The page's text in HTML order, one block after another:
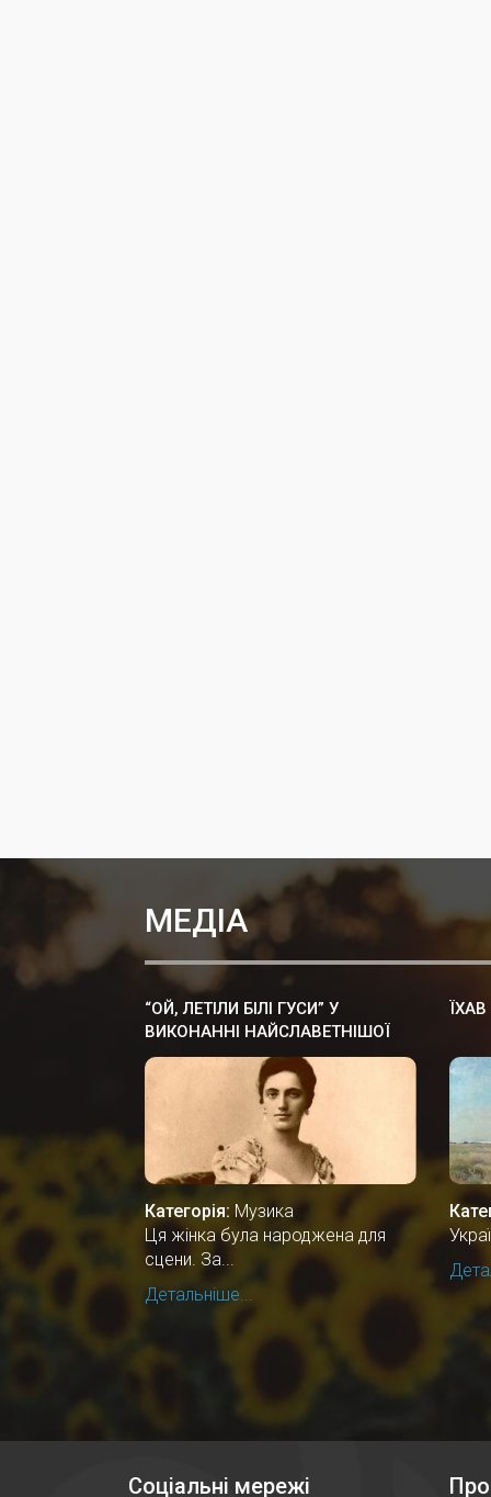
МЕДІА
“ОЙ, ЛЕТІЛИ БІЛІ ГУСИ” У
ВИКОНАННІ НАЙСЛАВЕТНІШОЇ
ОПЕРНОЇ СПІВАЧКИ СОЛОМIЇ
КРУШЕЛЬНИЦЬКОЇ
Категорія: Музика
Ця жінка була народжена для
сцени. За...
Детальніше...
Соціальні мережі